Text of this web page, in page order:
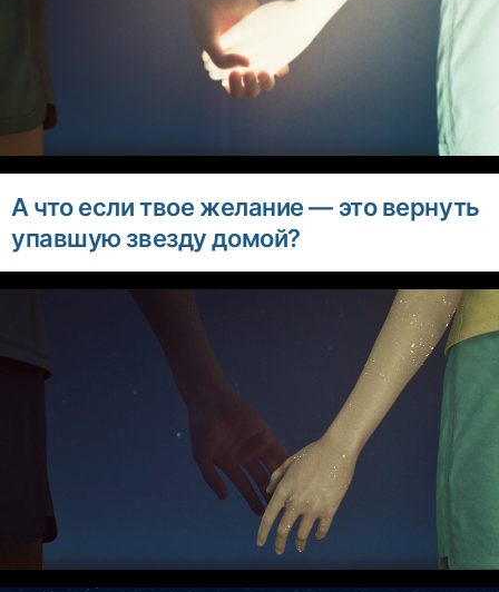
А что если твое желание — это вернуть
упавшую звезду домой?